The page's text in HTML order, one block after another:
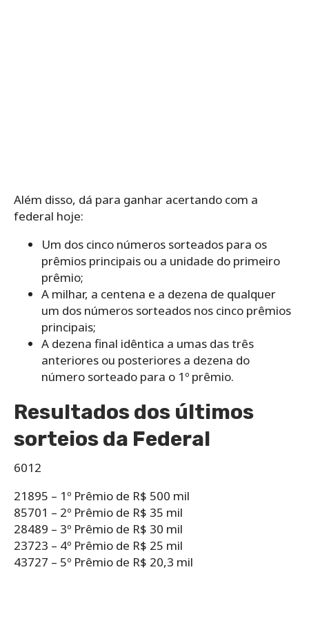
Além disso, dá para ganhar acertando com a
federal hoje:
Um dos cinco números sorteados para os
prêmios principais ou a unidade do primeiro
prêmio;
A milhar, a centena e a dezena de qualquer
um dos números sorteados nos cinco prêmios
principais;
A dezena final idêntica a umas das três
anteriores ou posteriores a dezena do
número sorteado para o 1º prêmio.
Resultados dos últimos
sorteios da Federal
6012
21895 – 1º Prêmio de R$ 500 mil
85701 – 2º Prêmio de R$ 35 mil
28489 – 3º Prêmio de R$ 30 mil
23723 – 4º Prêmio de R$ 25 mil
43727 – 5º Prêmio de R$ 20,3 mil